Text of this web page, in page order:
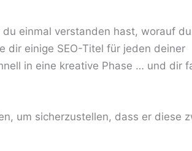
einmal verstanden hast, worauf du
dir einige SEO-Titel für jeden deiner
in eine kreative Phase … und dir
um sicherzustellen, dass er diese